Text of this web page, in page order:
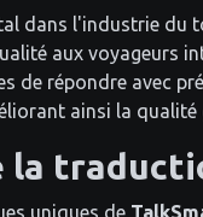
dans l'industrie du
aux voyageurs
de répondre avec
ainsi la qualité
la
uniques de